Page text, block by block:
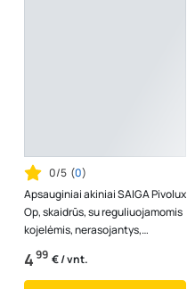
0/5 (0)
Apsauginiai akiniai SAIGA Pivolux
Op, skaidrūs, su reguliuojamomis
kojelėmis, nerasojantys,
nesibraižantys, atsparūs auk...
499 € / vnt.